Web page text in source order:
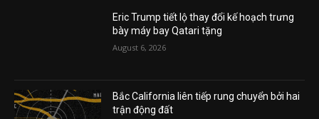
Eric Trump tiết lộ thay đổi kế hoạch trưng
bày máy bay Qatari tặng
August 6, 2026
Bắc California liên tiếp rung chuyển bởi hai
trận động đất